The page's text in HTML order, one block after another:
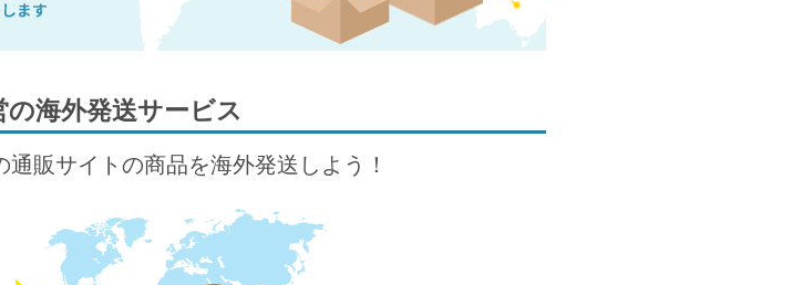
海外発送サービス
販サイトの商品を海外発送しよう！